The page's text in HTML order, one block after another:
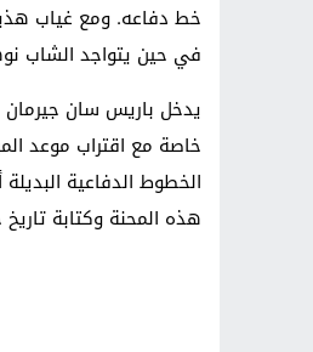
خط دفاعه. ومع غياب هذين
في حين يتواجد الشاب نوهام كامارا (18 عامًا)
يدخل باريس سان جيرمان
الخطوط الدفاعية
هذه المحنة وكتابة